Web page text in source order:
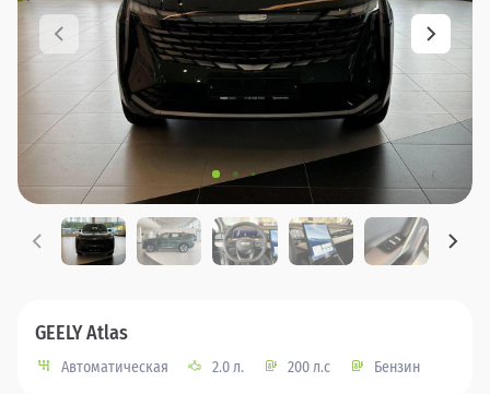
GEELY Atlas
Автоматическая 2.0 л. 200 л.с Бензин